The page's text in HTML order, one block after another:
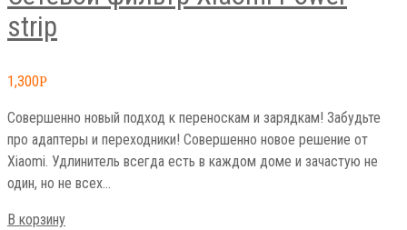
strip
1,300Р
Совершенно новый подход к переноскам и зарядкам! Забудьте
про адаптеры и переходники! Совершенно новое решение от
Xiaomi. Удлинитель всегда есть в каждом доме и зачастую не
один, но не всех…
В корзину